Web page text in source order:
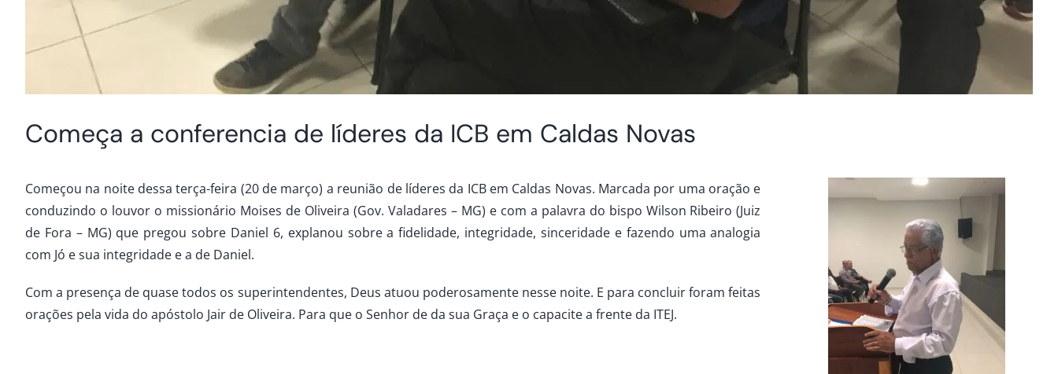
Começa a conferencia de líderes da ICB em Caldas Novas
Começou na noite dessa terça-feira (20 de março) a reunião de líderes da ICB em Caldas Novas. Marcada por uma oração e
conduzindo o louvor o missionário Moises de Oliveira (Gov. Valadares – MG) e com a palavra do bispo Wilson Ribeiro (Juiz
de Fora – MG) que pregou sobre Daniel 6, explanou sobre a fidelidade, integridade, sinceridade e fazendo uma analogia
com Jó e sua integridade e a de Daniel.
Com a presença de quase todos os superintendentes, Deus atuou poderosamente nesse noite. E para concluir foram feitas
orações pela vida do apóstolo Jair de Oliveira. Para que o Senhor de da sua Graça e o capacite a frente da ITEJ.